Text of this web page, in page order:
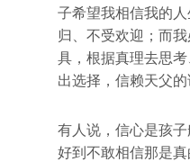
子希望我相信我的
归、不受欢迎；而
具，根据真理去思
出选择，信赖天父的
有人说，信心是孩
好到不敢相信那是